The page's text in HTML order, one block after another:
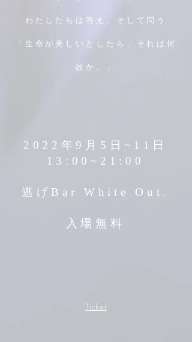
わたしたちは答え、そして問う
「生命が美しいとしたら、それは何
故か。」
2022年9月5日~11日
13:00~21:00
逃げBar White Out.
​入場無料
Ticket